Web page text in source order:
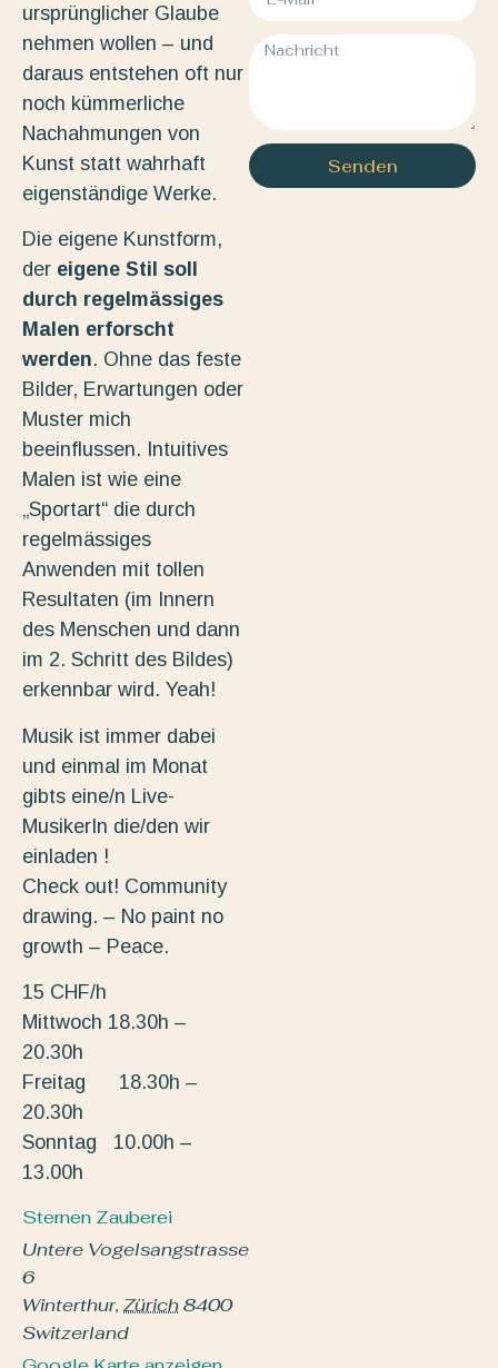
ursprünglicher Glaube
nehmen wollen – und
daraus entstehen oft nur
noch kümmerliche
Nachahmungen von
Kunst statt wahrhaft
eigenständige Werke.
Die eigene Kunstform,
der eigene Stil soll
durch regelmässiges
Malen erforscht
werden. Ohne das feste
Bilder, Erwartungen oder
Muster mich
beeinflussen. Intuitives
Malen ist wie eine
„Sportart“ die durch
regelmässiges
Anwenden mit tollen
Resultaten (im Innern
des Menschen und dann
im 2. Schritt des Bildes)
erkennbar wird. Yeah!
Musik ist immer dabei
und einmal im Monat
gibts eine/n Live-
MusikerIn die/den wir
einladen !
Check out! Community
drawing. – No paint no
growth – Peace.
15 CHF/h
Mittwoch 18.30h –
20.30h
Freitag 18.30h –
20.30h
Sonntag 10.00h –
13.00h
Sternen Zauberei
Untere Vogelsangstrasse
6
Winterthur, Zürich8400
Switzerland
Senden